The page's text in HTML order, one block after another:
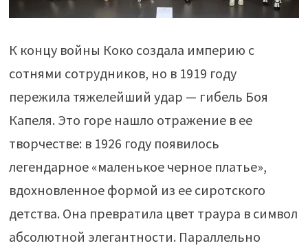
К концу войны Коко создала империю с
сотнями сотрудников, но в 1919 году
пережила тяжелейший удар — гибель Боя
Капеля. Это горе нашло отражение в ее
творчестве: в 1926 году появилось
легендарное «маленькое черное платье»,
вдохновленное формой из ее сиротского
детства. Она превратила цвет траура в символ
абсолютной элегантности. Параллельно